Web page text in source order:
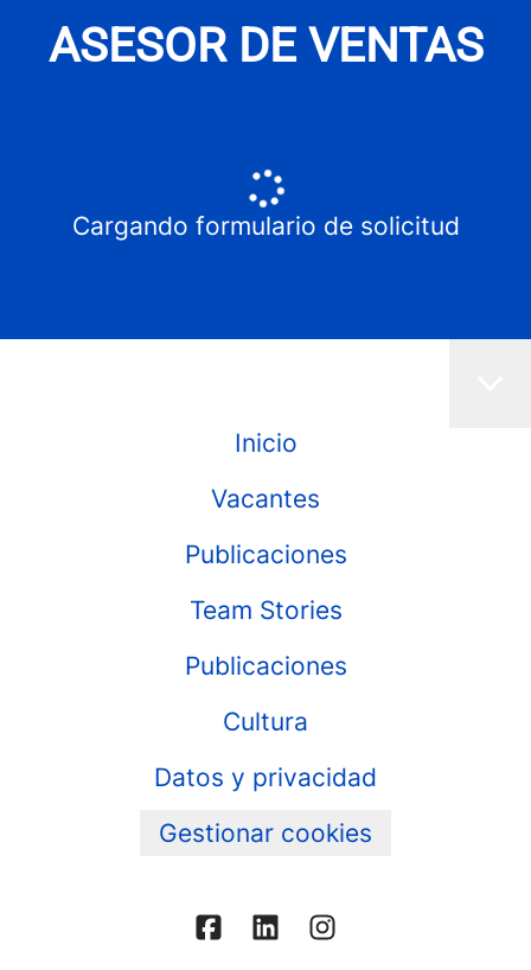
ASESOR DE VENTAS
Cargando formulario de solicitud
Inicio
Vacantes
Publicaciones
Team Stories
Publicaciones
Cultura
Datos y privacidad
Gestionar cookies